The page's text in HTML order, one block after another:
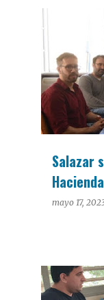
Salazar
mayo 17,
POLÍTICA